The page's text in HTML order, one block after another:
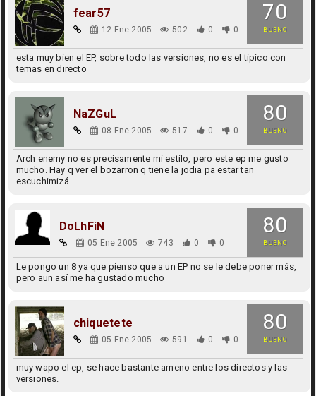
70
BUENO
fear57
12 Ene 2005 502 0 0
esta muy bien el EP, sobre todo las versiones, no es el tipico con
temas en directo
80
BUENO
NaZGuL
08 Ene 2005 517 0 0
Arch enemy no es precisamente mi estilo, pero este ep me gusto
mucho. Hay q ver el bozarron q tiene la jodia pa estar tan
escuchimizá...
80
BUENO
DoLhFiN
05 Ene 2005 743 0 0
Le pongo un 8 ya que pienso que a un EP no se le debe poner más,
pero aun así me ha gustado mucho
80
BUENO
chiquetete
05 Ene 2005 591 0 0
muy wapo el ep, se hace bastante ameno entre los directos y las
versiones.